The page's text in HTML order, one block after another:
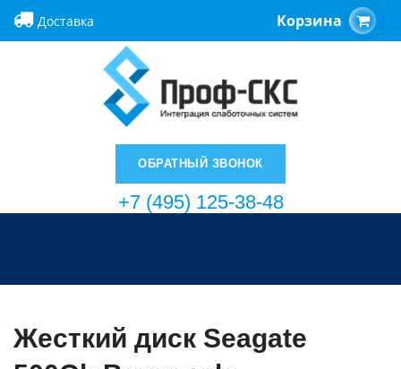
Доставка Корзина
ОБРАТНЫЙ ЗВОНОК
+7 (495) 125-38-48
Жесткий диск Seagate